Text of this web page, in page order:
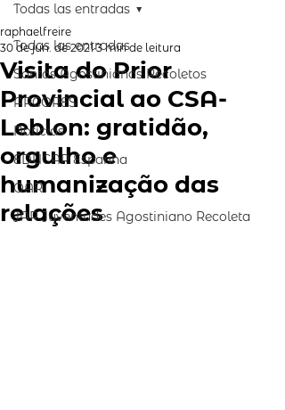
Todas las entradas
Santos Agostinianos Recoletos
ARCORES
Notícias
EDUCAR Espanha
OAR
JAR Juventudes Agostiniano Recoleta
Todas las entradas
Visita do Prior
Provincial ao CSA-
Leblon: gratidão,
orgulho e
humanização das
relações
raphaelfreire
30 de jun. de 2021 3 min de leitura